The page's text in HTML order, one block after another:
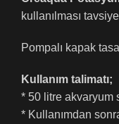
kullanılması
Pompalı kapak
Kullanım talimatı;
* 50 litre akvaryum
* Kullanımdan